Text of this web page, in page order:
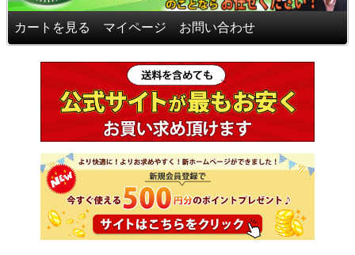
カートを見る マイページ お問い合わせ